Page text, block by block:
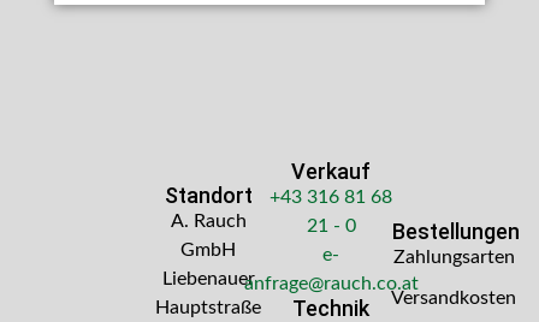
Standort
A. Rauch
GmbH
Liebenauer
Hauptstraße
Verkauf
+43 316 81 68
21 - 0
e-
anfrage@rauch.co.at
Technik
Bestellungen
Zahlungsarten
Versandkosten